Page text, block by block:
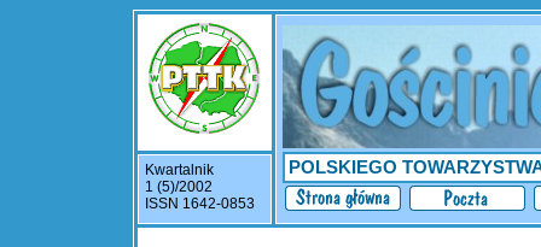
POLSKIEGO
Kwartalnik
1 (5)/2002
ISSN 1642-0853